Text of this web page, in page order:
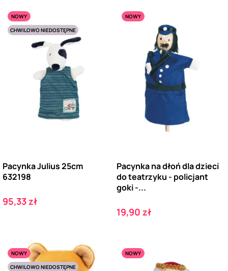
NOWY
CHWILOWO NIEDOSTĘPNE
Pacynka Julius 25cm
632198
Cena
95,33 zł
NOWY
Pacynka na dłoń dla dzieci
do teatrzyku - policjant
goki -...
Cena
19,90 zł
NOWY
CHWILOWO NIEDOSTĘPNE
NOWY